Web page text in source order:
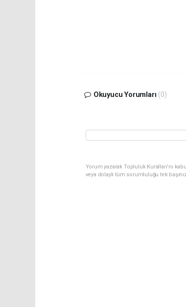
Okuyucu Yorumları (0)
Yorum yazarak Topluluk Kuralları’nı
veya dolaylı tüm sorumluluğu tek